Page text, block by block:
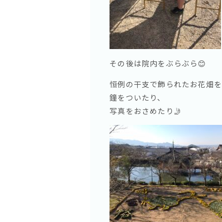
その後は院内をぶらぶら😊
恒例の干支で飾られたお花畑
鐘をついたり、
写真をおさめたり🤳